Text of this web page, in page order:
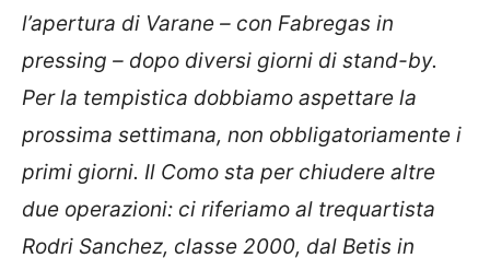
l’apertura di Varane – con Fabregas in
pressing – dopo diversi giorni di stand-by.
Per la tempistica dobbiamo aspettare la
prossima settimana, non obbligatoriamente i
primi giorni. Il Como sta per chiudere altre
due operazioni: ci riferiamo al trequartista
Rodri Sanchez, classe 2000, dal Betis in